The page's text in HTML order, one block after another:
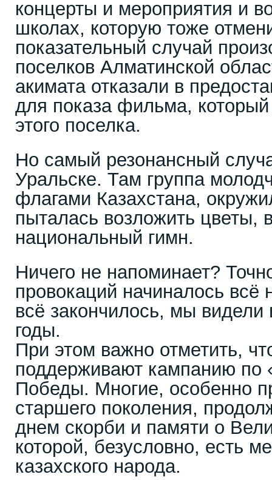
концерты и мероприятия и
школах, которую тоже
показательный случай
поселков Алматинской
акимата отказали в
для показа фильма,
этого поселка.
Но самый резонансный
Уральске. Там группа
флагами Казахстана,
пыталась возложить цветы,
национальный гимн.
Ничего не напоминает?
провокаций начиналось всё
всё закончилось, мы
годы.
При этом важно отметить,
поддерживают кампанию по
Победы. Многие, особенно
старшего поколения,
днем скорби и памяти о
которой, безусловно, есть
казахского народа.